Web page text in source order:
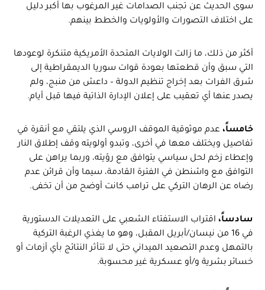
سوى الحديث عن تجنب الصدامات غير المرغوب بها أكبر دليل
على اختلاف التصورات والأولويات والخطط بينهم.
أكثر من ذلك، ما زالت الولايات المتحدة الأمريكية متنكرة لوعودها
التي سبق وأن قطعتها بعودة قوات سوريا الديمقراطية إلى
شرق الفرات بعد إخراج تنظيم الدولة – داعش من منبج، ولم
يصدر عنها أي تعقيب على إعلان الإدارة الذاتية فيها قبل أيام.
خامساً، عدم موثوقية الموقف الروسي الذي يلتقي مع أنقرة في
تفاصيل ويختلف معها في أخرى، وتبدو أولويته وقف إطلاق النار
وإعطاء زخم لحل سياسي يتوافق مع رؤيته، وربما يراهن على
التوافق مع واشنطن في الفترة القادمة، سيما وأن قرائن عدم
رضاه عن الرهان التركي على ترامب كانت أوضح من أن تخفى.
سادساً، اقتراب الاستفتاء الشعبي على التعديلات الدستورية
في 16 من نيسان/أبريل المقبل، وهو ما يغذي الرغبة التركية
بالتمهل وعدم التصعيد الميداني حتى لا تتأثر النتائج بأي أزمات أو
خسائر بشرية و/أو عسكرية غير محسوبة.